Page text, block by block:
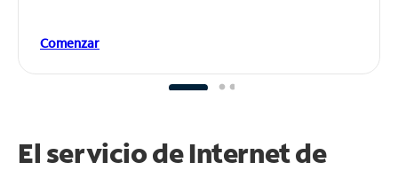
Comenzar
El servicio de Internet de